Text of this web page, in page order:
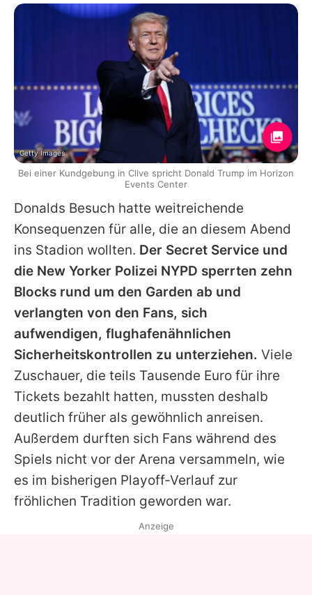
Donalds Besuch hatte weitreichende
Konsequenzen für alle, die an diesem Abend
ins Stadion wollten. Der Secret Service und
die New Yorker Polizei NYPD sperrten zehn
Blocks rund um den Garden ab und
verlangten von den Fans, sich
aufwendigen, flughafenähnlichen
Sicherheitskontrollen zu unterziehen. Viele
Zuschauer, die teils Tausende Euro für ihre
Tickets bezahlt hatten, mussten deshalb
deutlich früher als gewöhnlich anreisen.
Außerdem durften sich Fans während des
Spiels nicht vor der Arena versammeln, wie
es im bisherigen Playoff-Verlauf zur
fröhlichen Tradition geworden war.
Getty Images
Bei einer Kundgebung in Clive spricht Donald Trump im Horizon
Events Center
Anzeige